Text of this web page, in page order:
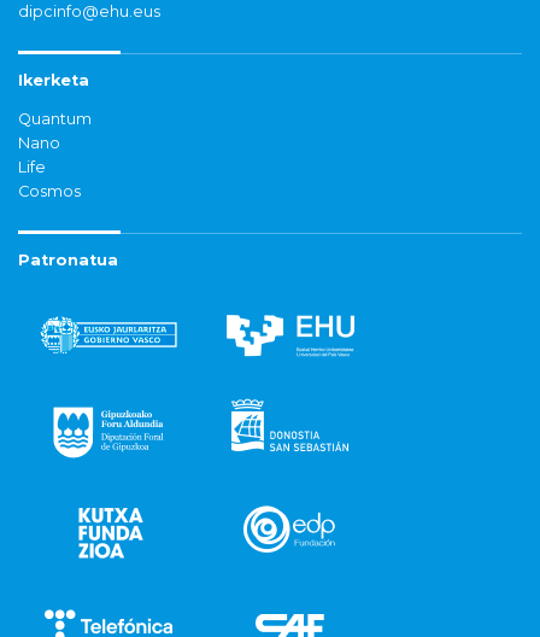
dipcinfo@ehu.eus
Ikerketa
Quantum
Nano
Life
Cosmos
Patronatua